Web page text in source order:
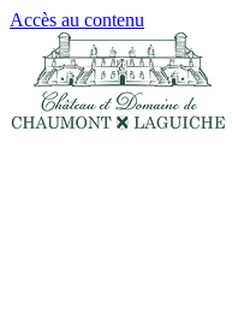
Accès au contenu
Panneau de gestion des cookies